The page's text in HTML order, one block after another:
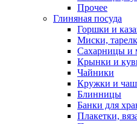
Прочее
Глиняная посуда
Горшки и
Миски,
Сахарницы и
Крынки и
Чайники
Кружки и
Блинницы
Банки для
Плакетки,